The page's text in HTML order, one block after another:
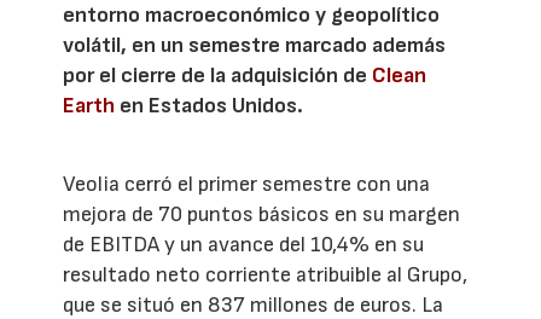
entorno macroeconómico y geopolítico
volátil, en un semestre marcado además
por el cierre de la adquisición de Clean
Earth en Estados Unidos.
Veolia cerró el primer semestre con una
mejora de 70 puntos básicos en su margen
de EBITDA y un avance del 10,4% en su
resultado neto corriente atribuible al Grupo,
que se situó en 837 millones de euros. La